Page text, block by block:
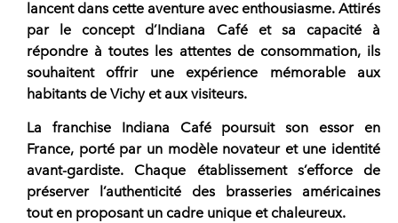
lancent dans cette aventure avec enthousiasme. Attirés
par le concept d’Indiana Caféet sa capacité à
répondre à toutes les attentes de consommation, ils
souhaitent offrir une expérience mémorable aux
habitants de Vichy et aux visiteurs.
La franchise Indiana Cafépoursuit son essor en
France, porté par un modèle novateur et une identité
avant-gardiste. Chaque établissement s’efforce de
préserver l’authenticité des brasseries américaines
tout en proposant un cadre unique et chaleureux.